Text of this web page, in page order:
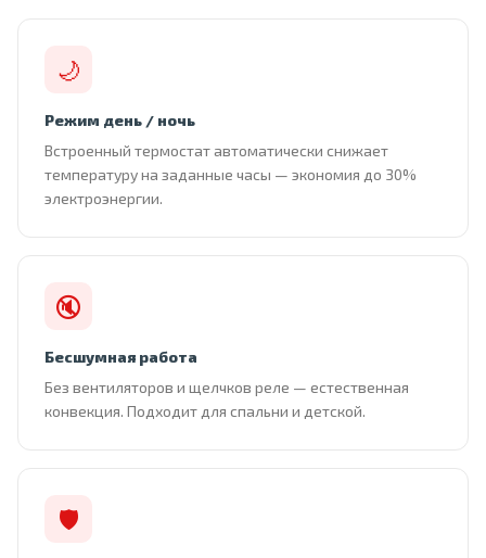
🌙
Режим день / ночь
Встроенный термостат автоматически снижает
температуру на заданные часы — экономия до 30%
электроэнергии.
🔇
Бесшумная работа
Без вентиляторов и щелчков реле — естественная
конвекция. Подходит для спальни и детской.
🛡